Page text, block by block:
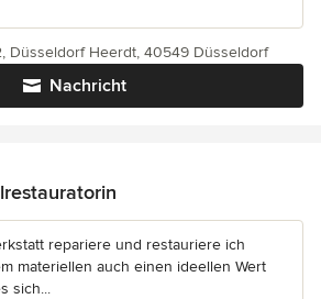
Nachricht
Düsseldorf Heerdt, 40549 Düsseldorf
repariere und restauriere ich
materiellen auch einen ideellen Wert
sich...